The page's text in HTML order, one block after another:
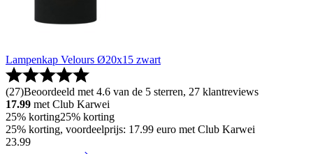
Lampenkap Velours Ø20x15 zwart
(27)Beoordeeld met 4.6 van de 5 sterren, 27 klantreviews
17.99 met Club Karwei
25% korting25% korting
25% korting, voordeelprijs: 17.99 euro met Club Karwei
23.99